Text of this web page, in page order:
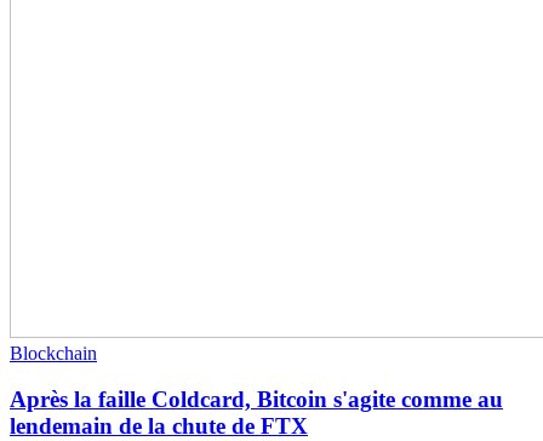
Blockchain
Après la faille Coldcard, Bitcoin s'agite comme au
lendemain de la chute de FTX